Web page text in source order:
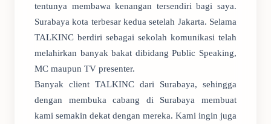
tentunya membawa kenangan tersendiri bagi saya.
Surabaya kota terbesar kedua setelah Jakarta. Selama
TALKINC berdiri sebagai sekolah komunikasi telah
melahirkan banyak bakat dibidang Public Speaking,
MC maupun TV presenter.
Banyak client TALKINC dari Surabaya, sehingga
dengan membuka cabang di Surabaya membuat
kami semakin dekat dengan mereka. Kami ingin juga